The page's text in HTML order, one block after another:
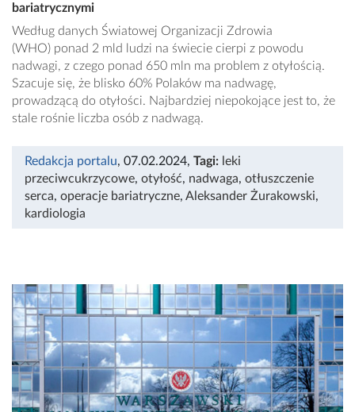
bariatrycznymi
Według danych Światowej Organizacji Zdrowia
(WHO) ponad 2 mld ludzi na świecie cierpi z powodu
nadwagi, z czego ponad 650 mln ma problem z otyłością.
Szacuje się, że blisko 60% Polaków ma nadwagę,
prowadzącą do otyłości. Najbardziej niepokojące jest to, że
stale rośnie liczba osób z nadwagą.
Redakcja portalu, 07.02.2024, Tagi: leki
przeciwcukrzycowe, otyłość, nadwaga, otłuszczenie
serca, operacje bariatryczne, Aleksander Żurakowski,
kardiologia